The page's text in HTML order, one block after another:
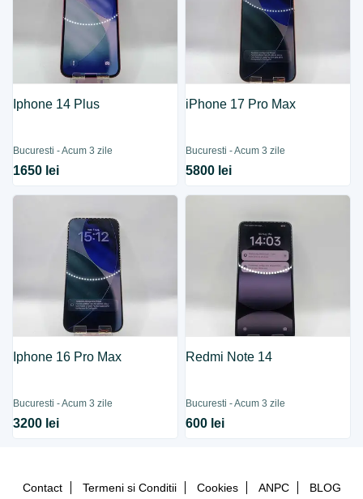
Iphone 14 Plus
Bucuresti - Acum 3 zile
1650 lei
iPhone 17 Pro Max
Bucuresti - Acum 3 zile
5800 lei
Iphone 16 Pro Max
Bucuresti - Acum 3 zile
3200 lei
Redmi Note 14
Bucuresti - Acum 3 zile
600 lei
Contact Termeni si Conditii Cookies ANPC BLOG